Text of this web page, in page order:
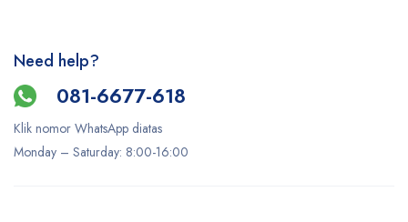
Need help?
081-6677-618
Klik nomor WhatsApp diatas
Monday – Saturday: 8:00-16:00